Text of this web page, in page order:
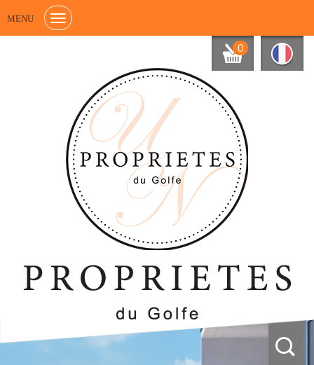
MENU
0